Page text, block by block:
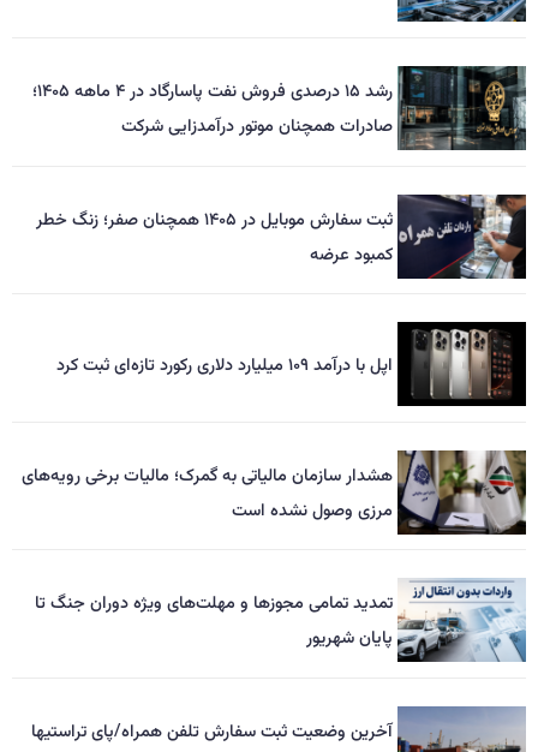
رشد ۱۵ درصدی فروش نفت پاسارگاد در ۴ ماهه ۱۴۰۵؛
صادرات همچنان موتور درآمدزایی شرکت
ثبت سفارش موبایل در ۱۴۰۵ همچنان صفر؛ زنگ خطر
کمبود عرضه
اپل با درآمد ۱۰۹ میلیارد دلاری رکورد تازه‌ای ثبت کرد
هشدار سازمان مالیاتی به گمرک؛ مالیات برخی رویه‌های
مرزی وصول نشده است
تمدید تمامی مجوزها و مهلت‌های ویژه دوران جنگ تا
پایان شهریور
آخرین وضعیت ثبت سفارش تلفن همراه/پای تراستیها